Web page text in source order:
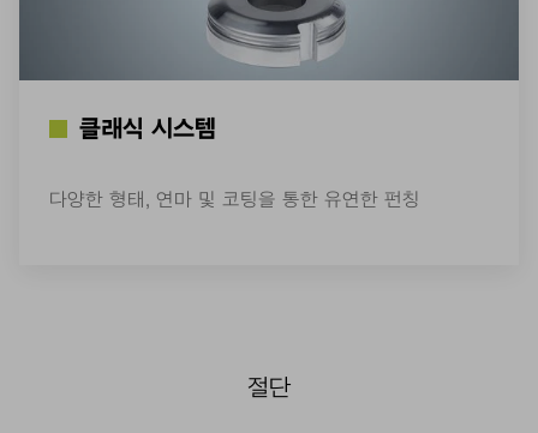
클래식 시스템
다양한 형태, 연마 및 코팅을 통한 유연한 펀칭
절단